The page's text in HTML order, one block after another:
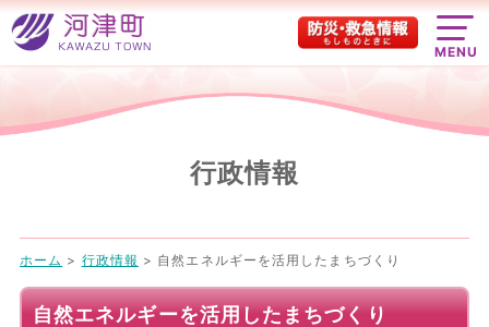
MENU
行政情報
ホーム > 行政情報 > 自然エネルギーを活用したまちづくり
自然エネルギーを活用したまちづくり